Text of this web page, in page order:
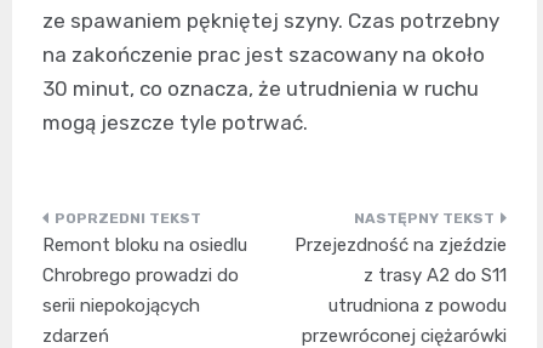
ze spawaniem pękniętej szyny. Czas potrzebny
na zakończenie prac jest szacowany na około
30 minut, co oznacza, że utrudnienia w ruchu
mogą jeszcze tyle potrwać.
Nawigacja
wpisu
Remont bloku na osiedlu
Chrobrego prowadzi do
serii niepokojących
zdarzeń
Przejezdność na zjeździe
z trasy A2 do S11
utrudniona z powodu
przewróconej ciężarówki